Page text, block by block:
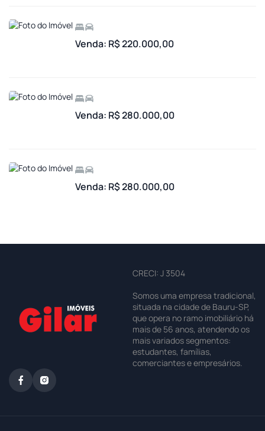
Venda: R$ 220.000,00
Venda: R$ 280.000,00
Venda: R$ 280.000,00
CRECI: J 3504
Somos uma empresa tradicional,
situada na cidade de Bauru-SP,
que opera no ramo imobiliário há
mais de 56 anos, atendendo os
mais variados segmentos:
estudantes, famílias,
comerciantes e empresários.